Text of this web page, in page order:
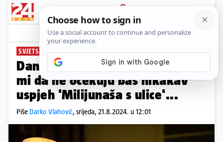
PRIJAVA
News Komentari
SVJETSKI PISCI U 24SATA PLUS+
Danny Boyle i ekipa govorili su
mi da ne očekuju baš nikakav
uspjeh 'Milijunaša s ulice'...
Piše Darko Vlahović, srijeda, 21.8.2024. u 12:01